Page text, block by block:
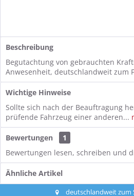
Beschreibung
Begutachtung von gebrauchten
Anwesenheit, deutschlandweit zum
Wichtige Hinweise
Sollte sich nach der Beauftragung
prüfende Fahrzeug einer anderen...
Bewertungen
1
Bewertungen lesen, schreiben und
Ähnliche Artikel
deutschlandweit zum